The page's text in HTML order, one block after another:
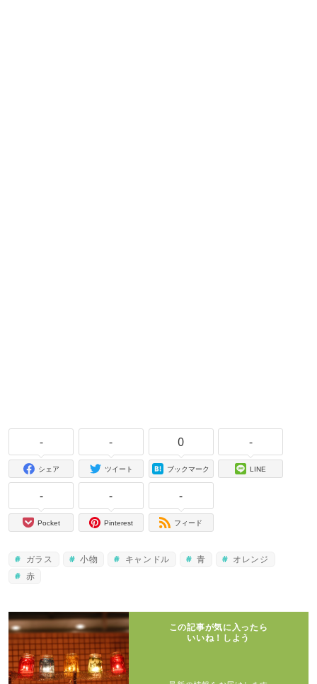
-
シェア
-
ツイート
0
ブックマーク
-
LINE
-
Pocket
-
Pinterest
-
フィード
ガラス 小物 キャンドル 青
オレンジ
赤
この記事が気に入ったら
いいね！しよう